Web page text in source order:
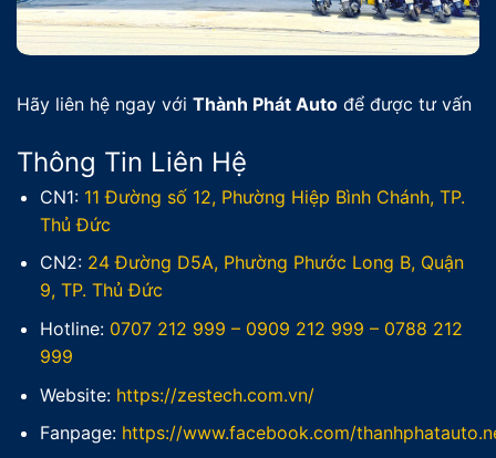
Hãy liên hệ ngay với Thành Phát Auto để được tư vấn
Thông Tin Liên Hệ
CN1: 11 Đường số 12, Phường Hiệp Bình Chánh, TP.
Thủ Đức
CN2: 24 Đường D5A, Phường Phước Long B, Quận
9, TP. Thủ Đức
Hotline: 0707 212 999 – 0909 212 999 – 0788 212
999
Website: https://zestech.com.vn/
Fanpage: https://www.facebook.com/